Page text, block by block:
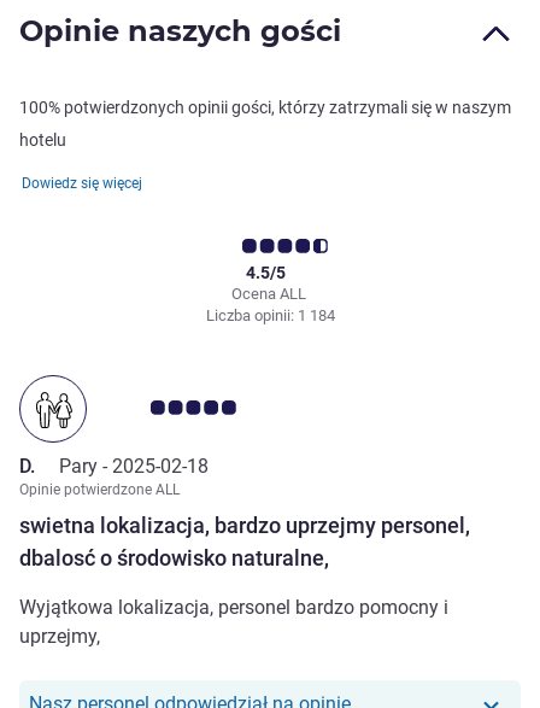
Opinie naszych gości
100% potwierdzonych opinii gości, którzy zatrzymali się w naszym
hotelu
Dowiedz się więcej
Ocena ALL
4.5/5
Liczba opinii: 1 184
swietna lokalizacja, bardzo uprzejmy personel,
dbalosć o środowisko naturalne,
Ocena klientów 5.0/5
D. Pary - 2025-02-18
Opinie potwierdzone ALL
Wyjątkowa lokalizacja, personel bardzo pomocny i
uprzejmy,